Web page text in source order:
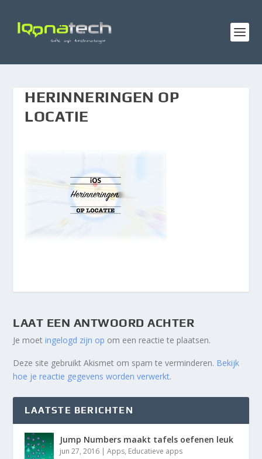
HERINNERINGEN OP
LOCATIE
LAAT EEN ANTWOORD ACHTER
Je moetingelogd zijn op om een reactie te plaatsen.
Deze site gebruikt Akismet om spam te verminderen. Bekijk
hoe je reactie gegevens worden verwerkt.
LAATSTE BERICHTEN
Jump Numbers maakt tafels oefenen leuk
jun 27, 2016 |Apps, Educatieve apps